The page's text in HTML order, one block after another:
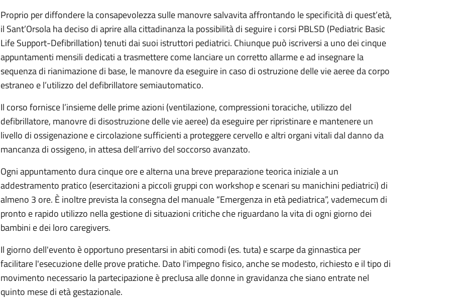
Proprio per diffondere la consapevolezza sulle manovre salvavita affrontando le specificità di quest’età,
il Sant’Orsola ha deciso di aprire alla cittadinanza la possibilità di seguire i corsi PBLSD (Pediatric Basic
Life Support-Defibrillation) tenuti dai suoi istruttori pediatrici. Chiunque può iscriversi a uno dei cinque
appuntamenti mensili dedicati a trasmettere come lanciare un corretto allarme e ad insegnare la
sequenza di rianimazione di base, le manovre da eseguire in caso di ostruzione delle vie aeree da corpo
estraneo e l’utilizzo del defibrillatore semiautomatico.
Il corso fornisce l’insieme delle prime azioni (ventilazione, compressioni toraciche, utilizzo del
defibrillatore, manovre di disostruzione delle vie aeree) da eseguire per ripristinare e mantenere un
livello di ossigenazione e circolazione sufficienti a proteggere cervello e altri organi vitali dal danno da
mancanza di ossigeno, in attesa dell’arrivo del soccorso avanzato.
Ogni appuntamento dura cinque ore e alterna una breve preparazione teorica iniziale a un
addestramento pratico (esercitazioni a piccoli gruppi con workshop e scenari su manichini pediatrici) di
almeno 3 ore. È inoltre prevista la consegna del manuale “Emergenza in età pediatrica”, vademecum di
pronto e rapido utilizzo nella gestione di situazioni critiche che riguardano la vita di ogni giorno dei
bambini e dei loro caregivers.
Il giorno dell'evento è opportuno presentarsi in abiti comodi (es. tuta) e scarpe da ginnastica per
facilitare l'esecuzione delle prove pratiche. Dato l'impegno fisico, anche se modesto, richiesto e il tipo di
movimento necessario la partecipazione è preclusa alle donne in gravidanza che siano entrate nel
quinto mese di età gestazionale.